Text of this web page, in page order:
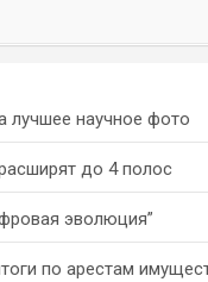
лучшее научное фото
до 4 полос
эволюция”
по арестам